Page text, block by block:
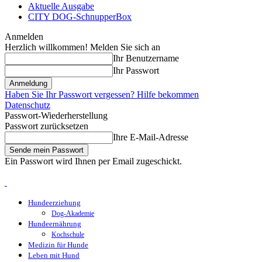
Aktuelle Ausgabe
CITY DOG-SchnupperBox
Anmelden
Herzlich willkommen! Melden Sie sich an
Ihr Benutzername
Ihr Passwort
Haben Sie Ihr Passwort vergessen? Hilfe bekommen
Datenschutz
Passwort-Wiederherstellung
Passwort zurücksetzen
Ihre E-Mail-Adresse
Ein Passwort wird Ihnen per Email zugeschickt.
Hundeerziehung
Dog-Akademie
Hundeernährung
Kochschule
Medizin für Hunde
Leben mit Hund